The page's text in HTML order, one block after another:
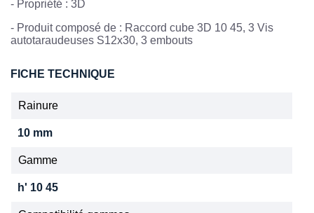
- Propriété : 3D
- Produit composé de : Raccord cube 3D 10 45, 3 Vis
autotaraudeuses S12x30, 3 embouts
FICHE TECHNIQUE
Rainure
10 mm
Gamme
h' 10 45